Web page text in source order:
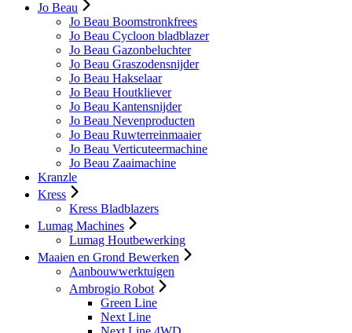
Jo Beau
Jo Beau Boomstronkfrees
Jo Beau Cycloon bladblazer
Jo Beau Gazonbeluchter
Jo Beau Graszodensnijder
Jo Beau Hakselaar
Jo Beau Houtkliever
Jo Beau Kantensnijder
Jo Beau Nevenproducten
Jo Beau Ruwterreinmaaier
Jo Beau Verticuteermachine
Jo Beau Zaaimachine
Kranzle
Kress
Kress Bladblazers
Lumag Machines
Lumag Houtbewerking
Maaien en Grond Bewerken
Aanbouwwerktuigen
Ambrogio Robot
Green Line
Next Line